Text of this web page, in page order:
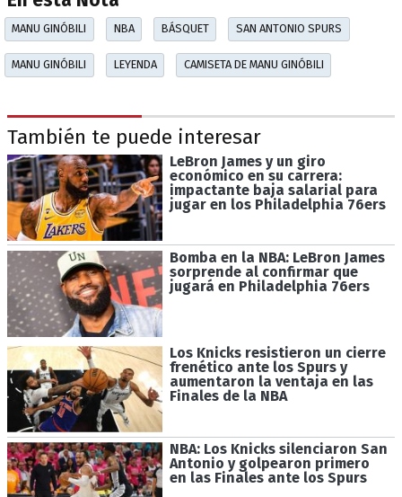
MANU GINÓBILI NBA BÁSQUET SAN ANTONIO SPURS
MANU GINÓBILI LEYENDA CAMISETA DE MANU GINÓBILI
También te puede interesar
LeBron James y un giro
económico en su carrera:
impactante baja salarial para
jugar en los Philadelphia 76ers
Bomba en la NBA: LeBron James
sorprende al confirmar que
jugará en Philadelphia 76ers
Los Knicks resistieron un cierre
frenético ante los Spurs y
aumentaron la ventaja en las
Finales de la NBA
NBA: Los Knicks silenciaron San
Antonio y golpearon primero
en las Finales ante los Spurs